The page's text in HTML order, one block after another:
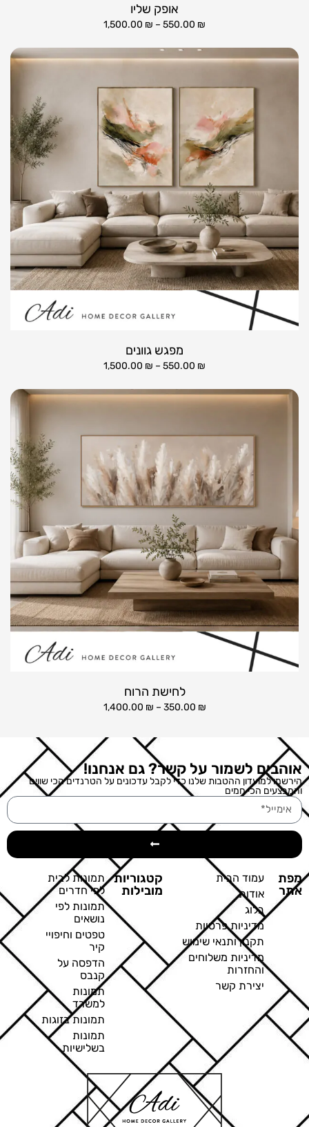
אופק שליו
550.00 ₪
–
1,500.00 ₪
מפגש גוונים
550.00 ₪
–
1,500.00 ₪
לחישת הרוח
350.00 ₪
–
1,400.00 ₪
אוהבים לשמור על קשר? גם אנחנו!
הירשמו למועדון ההטבות שלנו כדי לקבל עדכונים על הטרנדים הכי שווים
והמבצעים הכי חמים
מפת
אתר
עמוד הבית
אודות
בלוג
מדיניות פרטיות
תקנון ותנאי שימוש
מדיניות משלוחים
והחזרות
יצירת קשר
קטגוריות
מובילות
תמונות לבית
לפי חדרים
תמונות לפי
נושאים
טפטים וחיפויי
קיר
הדפסה על
קנבס
תמונות
למשרד
תמונות בזוגות
תמונות
בשלישיות